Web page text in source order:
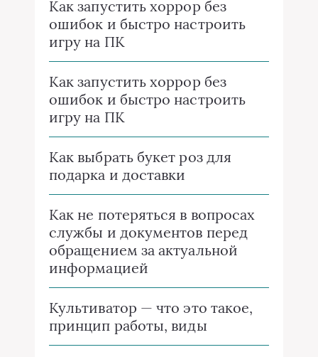
Как запустить хоррор без
ошибок и быстро настроить
игру на ПК
Как запустить хоррор без
ошибок и быстро настроить
игру на ПК
Как выбрать букет роз для
подарка и доставки
Как не потеряться в вопросах
службы и документов перед
обращением за актуальной
информацией
Культиватор — что это такое,
принцип работы, виды